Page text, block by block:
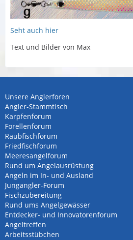
Seht auch hier
Text und Bilder von Max
Unsere Anglerforen
Angler-Stammtisch
Karpfenforum
Forellenforum
Raubfischforum
Friedfischforum
Meeresangelforum
Rund um Angelausrüstung
Angeln im In- und Ausland
Jungangler-Forum
Fischzubereitung
Rund ums Angelgewässer
Entdecker- und Innovatorenforum
Angeltreffen
Arbeitsstübchen